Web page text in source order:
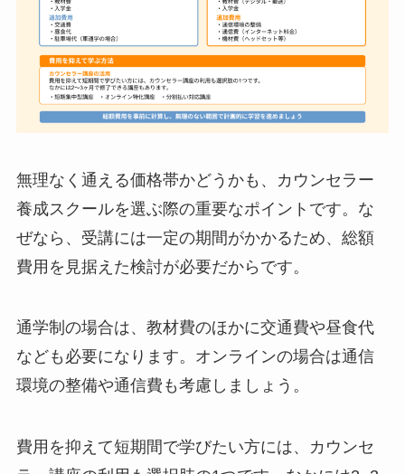
無理なく通える価格帯かどうかも、カウンセラー
養成スクールを選ぶ際の重要なポイントです。な
ぜなら、受講には一定の期間がかかるため、総額
費用を見据えた検討が必要だからです。
通学制の場合は、教材費のほかに交通費や昼食代
なども必要になります。オンラインの場合は通信
環境の整備や通信費も考慮しましょう。
費用を抑えて短期間で学びたい方には、カウンセ